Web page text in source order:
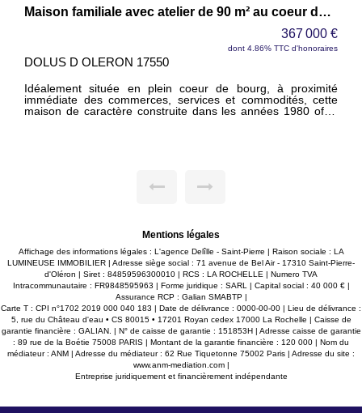
Maison familiale avec atelier de 90 m² au coeur de Dolus-d'Oléron
dont 4.86% TTC d'honoraires
OLERON 17550
située en plein coeur de bourg, à proximité
des commerces, services et commodités, cette
caractère construite dans les années 1980 offre
par une vaste arrière-cuisine de 16 m²
vie chaleureux est agrémenté d'une cheminée
idéale pour créer une ambiance conviviale en
Un cabinet de toilette avec WC complète le rez-
de trois
avec placards intégrés de 11 m², 14 m² et
grande salle de bains d'environ 12 m², équipée
et d'une douche, offre un confort appréciable
la famille. Un dressing ainsi qu'un wc indépendant
la propriété révèle tout
avec un agréable jardin arboré, véritable écrin
propice à la détente. Une terrasse couverte
profiter pleinement des repas en extérieur et des
dans un cadre calme et intimiste. Un
18 m² vient compléter les prestations de la
atelier d'environ 90 m². Cet espace rare
Grande
Plage de
Mentions légales
Affichage des informations légales : L'agence Delîlle - Saint-Pierre | Raison sociale : LA
LUMINEUSE IMMOBILIER | Adresse siège social : 71 avenue de Bel Air - 17310 Saint-Pierre-
d'Oléron | Siret : 84859596300010 | RCS : LA ROCHELLE | Numero TVA
Intracommunautaire : FR9848595963 | Forme juridique : SARL | Capital social : 40 000 € |
Assurance RCP : Galian SMABTP |
Carte T : CPI n°1702 2019 000 040 183 | Date de délivrance : 0000-00-00 | Lieu de délivrance :
5, rue du Château d'eau • CS 80015 • 17201 Royan cedex 17000 La Rochelle | Caisse de
garantie financière : GALIAN. | N° de caisse de garantie : 151853H | Adresse caisse de garantie
: 89 rue de la Boétie 75008 PARIS | Montant de la garantie financière : 120 000 | Nom du
médiateur : ANM | Adresse du médiateur : 62 Rue Tiquetonne 75002 Paris | Adresse du site :
www.anm-mediation.com|
Entreprise juridiquement et financièrement indépendante